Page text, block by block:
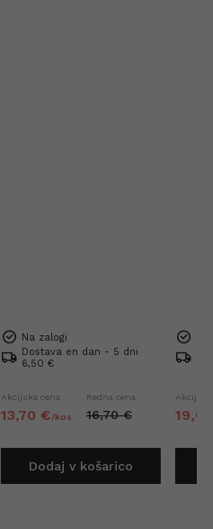
Na zalogi
Dostava en dan - 5 dni
6,50 €
Akcijska cena
13,70 €/kos
Redna cena
16,70 €
Dodaj v košarico
Akcijska
19,67